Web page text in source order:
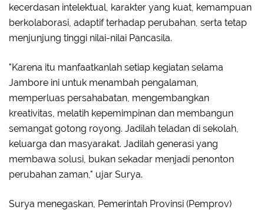
kecerdasan intelektual, karakter yang kuat, kemampuan
berkolaborasi, adaptif terhadap perubahan, serta tetap
menjunjung tinggi nilai-nilai Pancasila.
"Karena itu manfaatkanlah setiap kegiatan selama
Jambore ini untuk menambah pengalaman,
memperluas persahabatan, mengembangkan
kreativitas, melatih kepemimpinan dan membangun
semangat gotong royong. Jadilah teladan di sekolah,
keluarga dan masyarakat. Jadilah generasi yang
membawa solusi, bukan sekadar menjadi penonton
perubahan zaman," ujar Surya.
Surya menegaskan, Pemerintah Provinsi (Pemprov)